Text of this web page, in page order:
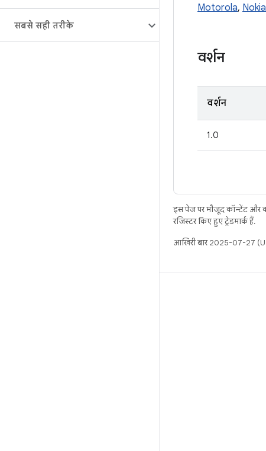
सबसे सही तरीके
Motorola, Nokia
वर्शन
वर्शन
1.0
इस पेज पर मौजूद कॉन्टेंट और
रजिस्टर किए हुए ट्रेडमार्क हैं.
आखिरी बार 2025-07-27